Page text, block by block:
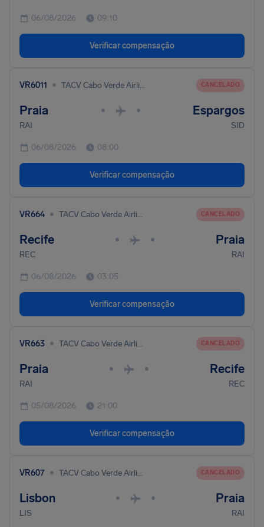
06/08/2026 09:10
Verificar compensação
VR6011 • TACV Cabo Verde Airlines CANCELADO
Praia • • Espargos
RAI SID
06/08/2026 08:00
Verificar compensação
VR664 • TACV Cabo Verde Airlines CANCELADO
Recife • • Praia
REC RAI
06/08/2026 03:05
Verificar compensação
VR663 • TACV Cabo Verde Airlines CANCELADO
Praia • • Recife
RAI REC
05/08/2026 21:00
Verificar compensação
VR607 • TACV Cabo Verde Airlines CANCELADO
Lisbon • • Praia
LIS RAI